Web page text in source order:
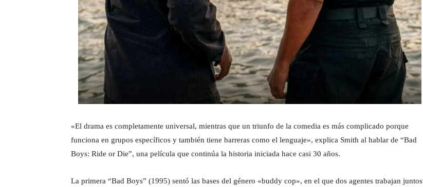
«El drama es completamente universal, mientras que un triunfo de la comedia es más complicado porque
funciona en grupos específicos y también tiene barreras como el lenguaje», explica Smith al hablar de “Bad
Boys: Ride or Die”, una película que continúa la historia iniciada hace casi 30 años.
La primera “Bad Boys” (1995) sentó las bases del género «buddy cop», en el que dos agentes trabajan juntos